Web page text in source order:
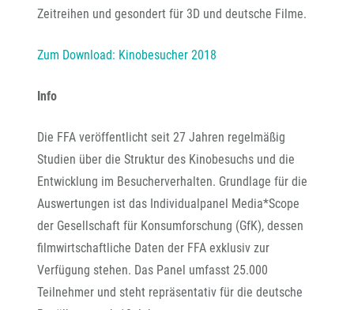
Zeitreihen und gesondert für 3D und deutsche Filme.
Zum Download: Kinobesucher 2018
Info
Die FFA veröffentlicht seit 27 Jahren regelmäßig
Studien über die Struktur des Kinobesuchs und die
Entwicklung im Besucherverhalten. Grundlage für die
Auswertungen ist das Individualpanel Media*Scope
der Gesellschaft für Konsumforschung (GfK), dessen
filmwirtschaftliche Daten der FFA exklusiv zur
Verfügung stehen. Das Panel umfasst 25.000
Teilnehmer und steht repräsentativ für die deutsche